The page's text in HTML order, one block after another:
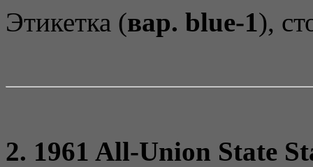
Этикетка (вар. blue-1),
2. 1961 All-Union State